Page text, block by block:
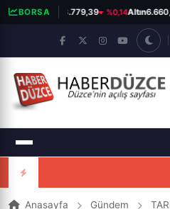
BORSA
BIST 100 13.779,39 %0,14Altın
Anasayfa Gündem